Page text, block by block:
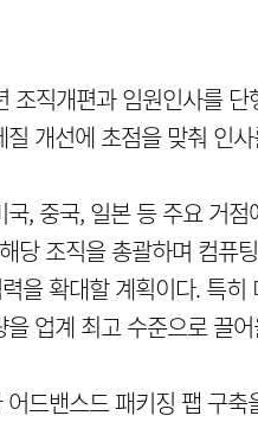
조직개편과 임원인사를
개선에 초점을 맞춰 인
, 중국, 일본 등 주요 거
당 조직을 총괄하며 컴퓨
을 확대할 계획이다. 특
업계 최고 수준으로 끌
드밴스드 패키징 팹 구